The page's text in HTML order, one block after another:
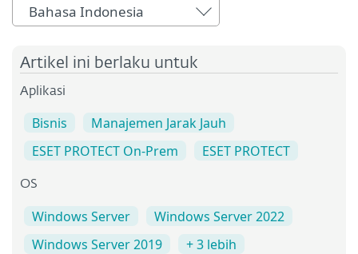
Bahasa Indonesia
Artikel ini berlaku untuk
Aplikasi
Bisnis
Manajemen Jarak Jauh
ESET PROTECT On-Prem
ESET PROTECT
OS
Windows Server
Windows Server 2022
Windows Server 2019
+ 3 lebih